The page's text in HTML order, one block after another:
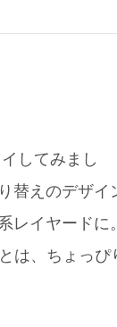
してみまし
替えのデザイ
イヤードに。
は、ちょっぴ